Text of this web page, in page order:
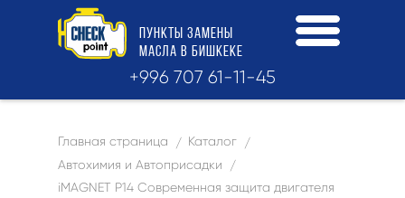
ПУНКТЫ ЗАМЕНЫ
МАСЛА В БИШКЕКЕ
+996 707 61-11-45
Главная страница / Каталог
/
Автохимия и Автоприсадки
/
iMAGNET P14 Современная защита двигателя